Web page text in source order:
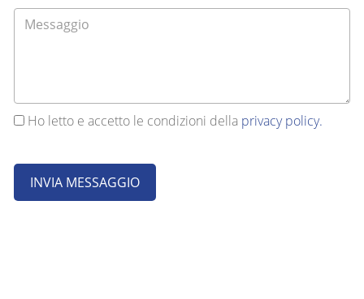
Ho letto e accetto le condizioni della privacy policy.
INVIA MESSAGGIO